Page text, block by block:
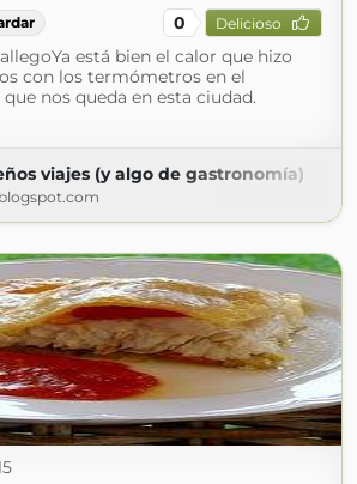
0 Delicioso
está bien el calor que hizo
con los termómetros en el
nos queda en esta ciudad.
viajes (y algo de gastronomía)